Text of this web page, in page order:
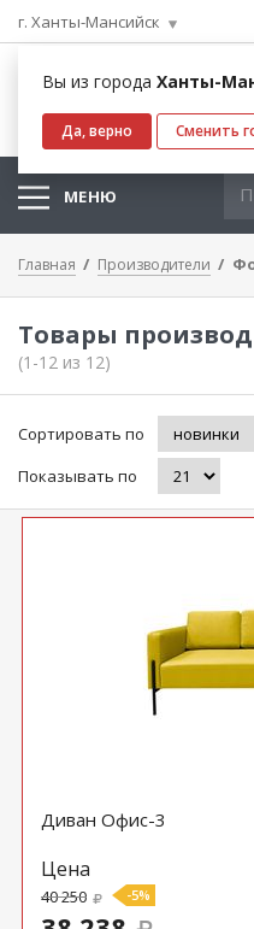
г. Ханты-Мансийск
Вы из города Ханты-
Да, верно Сменить
МЕНЮ
Главная Производители
Товары
(1-12 из 12)
Сортировать по
Показывать по
Диван Офис-3
Цена
40 250 -5%